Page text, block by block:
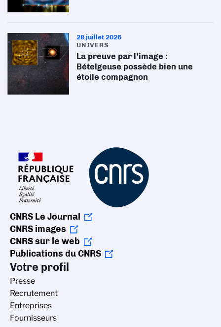
28 juillet 2026
UNIVERS
La preuve par l’image :
Bételgeuse possède bien une
étoile compagnon
CNRS Le Journal
CNRS images
CNRS sur le web
Publications du CNRS
Votre profil
Presse
Recrutement
Entreprises
Fournisseurs